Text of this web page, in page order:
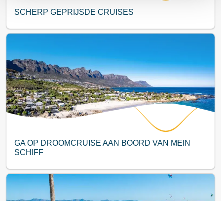
SCHERP GEPRIJSDE CRUISES
GA OP DROOMCRUISE AAN BOORD VAN MEIN
SCHIFF